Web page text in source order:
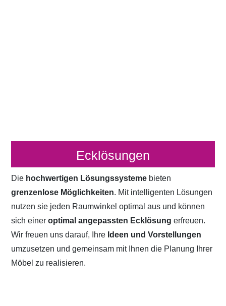
Ecklösungen
Die hochwertigen Lösungssysteme bieten
grenzenlose Möglichkeiten. Mit intelligenten Lösungen
nutzen sie jeden Raumwinkel optimal aus und können
sich eineroptimal angepassten Ecklösung erfreuen.
Wir freuen uns darauf, Ihre Ideen und Vorstellungen
umzusetzen und gemeinsam mit Ihnen die Planung Ihrer
Möbel zu realisieren.